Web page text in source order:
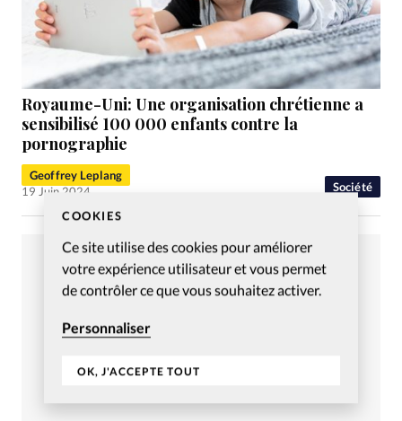
COOKIES
Ce site utilise des cookies pour améliorer
votre expérience utilisateur et vous permet
de contrôler ce que vous souhaitez activer.
Personnaliser
OK, J'ACCEPTE TOUT
Société
Royaume-Uni: Une organisation chrétienne a
sensibilisé 100 000 enfants contre la
pornographie
Geoffrey Leplang
19 Juin 2024